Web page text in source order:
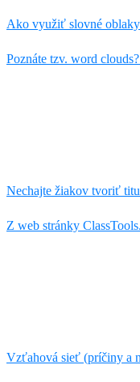
Ako využiť slovné
Poznáte tzv. word
Nechajte žiakov tvoriť
Z web stránky
Vzťahová sieť (príčiny a